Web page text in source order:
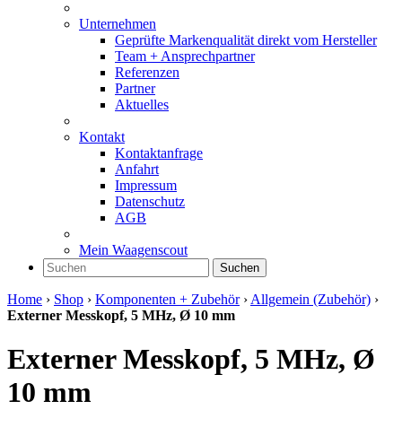
Unternehmen
Geprüfte Markenqualität direkt vom Hersteller
Team + Ansprechpartner
Referenzen
Partner
Aktuelles
Kontakt
Kontaktanfrage
Anfahrt
Impressum
Datenschutz
AGB
Mein Waagenscout
Suchen
Home › Shop › Komponenten + Zubehör› Allgemein (Zubehör) ›
Externer Messkopf, 5 MHz, Ø 10 mm
Externer Messkopf, 5 MHz, Ø
10 mm